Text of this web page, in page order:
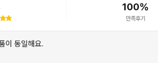
100%
만족후기
이 동일해요.